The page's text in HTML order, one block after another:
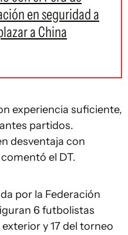
en seguridad a
a China
experiencia suficiente,
partidos.
desventaja con
el DT.
por la Federación
6 futbolistas
y 17 del torneo